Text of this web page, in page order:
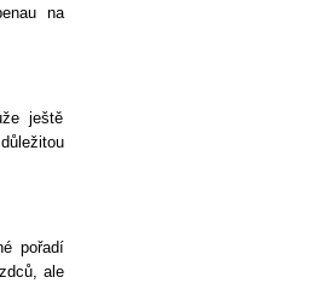
na
ještě
pořadí
ale